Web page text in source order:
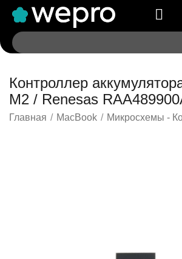
Контроллер
M2 / Renesas
Главная / MacBook / Микросхемы -